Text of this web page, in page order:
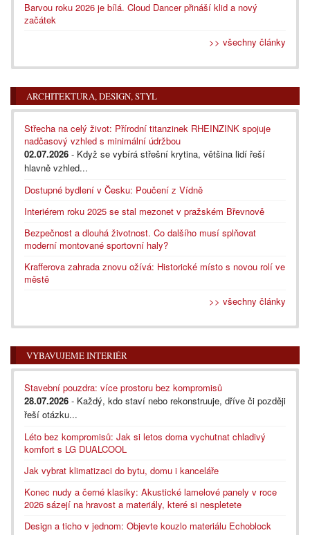
Barvou roku 2026 je bílá. Cloud Dancer přináší klid a nový
začátek
>> všechny články
ARCHITEKTURA, DESIGN, STYL
Střecha na celý život: Přírodní titanzinek RHEINZINK spojuje
nadčasový vzhled s minimální údržbou
02.07.2026 - Když se vybírá střešní krytina, většina lidí řeší
hlavně vzhled...
Dostupné bydlení v Česku: Poučení z Vídně
Interiérem roku 2025 se stal mezonet v pražském Břevnově
Bezpečnost a dlouhá životnost. Co dalšího musí splňovat
moderní montované sportovní haly?
Krafferova zahrada znovu ožívá: Historické místo s novou rolí ve
městě
>> všechny články
VYBAVUJEME INTERIÉR
Stavební pouzdra: více prostoru bez kompromisů
28.07.2026 - Každý, kdo staví nebo rekonstruuje, dříve či později
řeší otázku...
Léto bez kompromisů: Jak si letos doma vychutnat chladivý
komfort s LG DUALCOOL
Jak vybrat klimatizaci do bytu, domu i kanceláře
Konec nudy a černé klasiky: Akustické lamelové panely v roce
2026 sázejí na hravost a materiály, které si nespletete
Design a ticho v jednom: Objevte kouzlo materiálu Echoblock